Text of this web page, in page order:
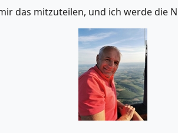
das mitzuteilen, und ich werde die